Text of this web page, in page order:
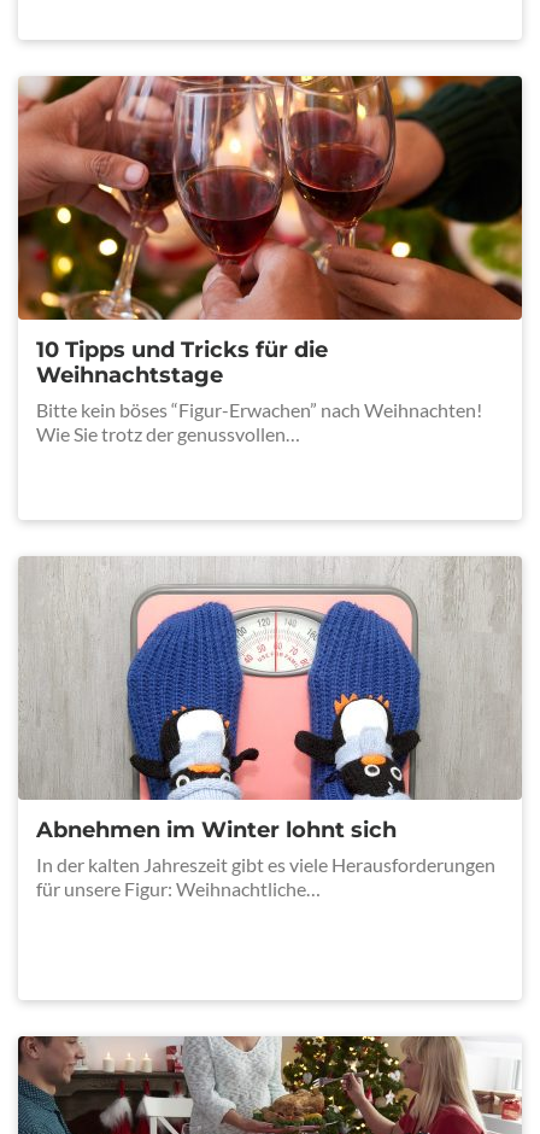
10 Tipps und Tricks für die
Weihnachtstage
Bitte kein böses “Figur-Erwachen” nach Weihnachten!
Wie Sie trotz der genussvollen…
Abnehmen im Winter lohnt sich
In der kalten Jahreszeit gibt es viele Herausforderungen
für unsere Figur: Weihnachtliche…